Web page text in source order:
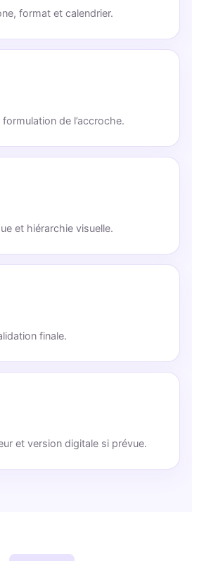
format et calendrier.
de l’accroche.
et hiérarchie visuelle.
finale.
et version digitale si prévue.